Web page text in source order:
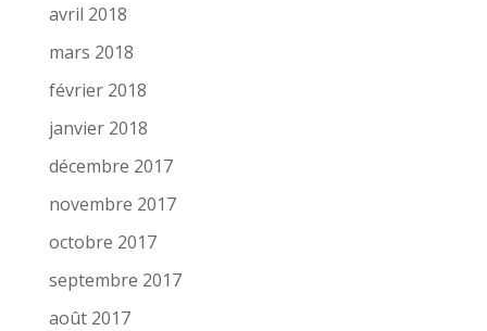
avril 2018
mars 2018
février 2018
janvier 2018
décembre 2017
novembre 2017
octobre 2017
septembre 2017
août 2017